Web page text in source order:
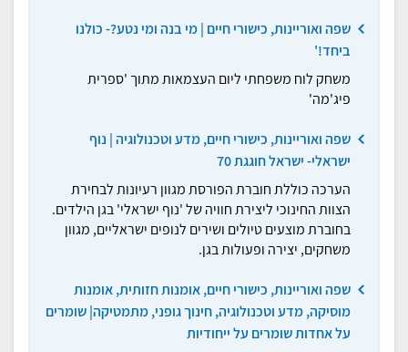
שפה ואוריינות, כישורי חיים | מי בנה ומי נטע?- כולנו
ביחד!'
משחק לוח משפחתי ליום העצמאות מתוך 'ספרית
פיג'מה'
שפה ואוריינות, כישורי חיים, מדע וטכנולוגיה | נוף
ישראלי- ישראל חוגגת 70
הערכה כוללת חוברת הפורסת מגוון רעיונות לבחירת
הצוות החינוכי ליצירת חוויה של 'נוף ישראלי' בגן הילדים.
בחוברת מוצעים טיולים ושירים לנופים ישראליים, מגוון
משחקים, יצירה ופעולות בגן.
שפה ואוריינות, כישורי חיים, אומנות חזותית, אומנות
מוסיקה, מדע וטכנולוגיה, חינוך גופני, מתמטיקה| שומרים
על אחדות שומרים על ייחודיות